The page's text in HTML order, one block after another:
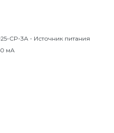
CP-3A - Источник питания
мА